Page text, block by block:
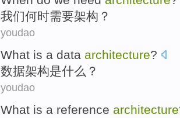
我们何时需要架构 ？
youdao
What is a data architecture?
数据架构是什么 ？
youdao
What is a reference architecture